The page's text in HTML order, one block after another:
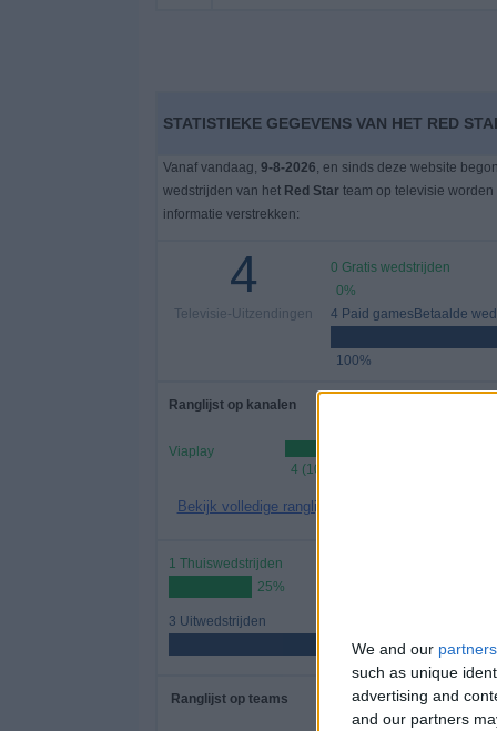
We and our partners
such as unique
advertising and
and our partners
STATISTIEKE GEGEVENS VAN HET RED
Vanaf vandaag, 9-8-2026, en sinds deze website
wedstrijden van het Red Starteam op televisie worden
informatie verstrekken:
4
Televisie-Uitzendingen
0 Gratis wedstrijden
0%
4 Paid gamesBetaalde
100%
Ranglijst op kanalen
Viaplay
4 (100%)
Bekijk volledige ranglijst
1 Thuiswedstrijden
25%
3 Uitwedstrijden
75%
Ranglijst op teams